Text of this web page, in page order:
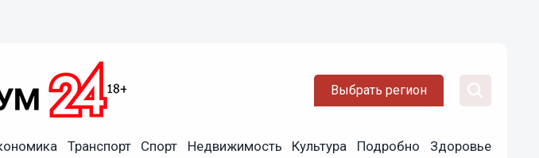
Выбрать регион
Транспорт Спорт Недвижимость Культура Подробно Здоровье
раза в